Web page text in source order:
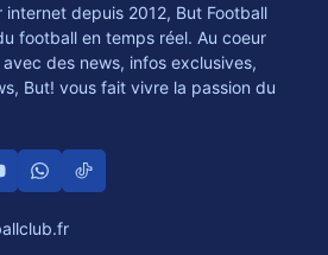
internet depuis 2012, But Football
football en temps réel. Au coeur
des news, infos exclusives,
But! vous fait vivre la passion du